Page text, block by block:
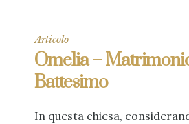
Articolo
Omelia –
Battesimo
In questa chiesa,